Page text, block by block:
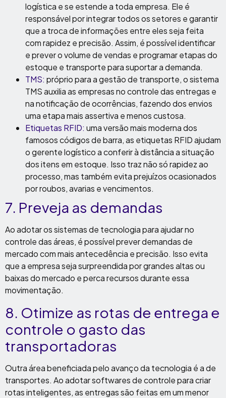
logística e se estende a toda empresa. Ele é
responsável por integrar todos os setores e garantir
que a troca de informações entre eles seja feita
com rapidez e precisão. Assim, é possível identificar
e prever o volume de vendas e programar etapas do
estoque e transporte para suportar a demanda.
TMS: próprio para a gestão de transporte, o sistema
TMS auxilia as empresas no controle das entregas e
na notificação de ocorrências, fazendo dos envios
uma etapa mais assertiva e menos custosa.
Etiquetas RFID: uma versão mais moderna dos
famosos códigos de barra, as etiquetas RFID ajudam
o gerente logístico a conferir à distância a situação
dos itens em estoque. Isso traz não só rapidez ao
processo, mas também evita prejuízos ocasionados
por roubos, avarias e vencimentos.
7. Preveja as demandas
Ao adotar os sistemas de tecnologia para ajudar no
controle das áreas, é possível prever demandas de
mercado com mais antecedência e precisão. Isso evita
que a empresa seja surpreendida por grandes altas ou
baixas do mercado e perca recursos durante essa
movimentação.
8. Otimize as rotas de entrega e
controle o gasto das
transportadoras
Outra área beneficiada pelo avanço da tecnologia é a de
transportes. Ao adotar softwares de controle para criar
rotas inteligentes, as entregas são feitas em um menor